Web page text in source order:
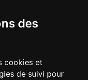
des
cookies et
de suivi pour
de France